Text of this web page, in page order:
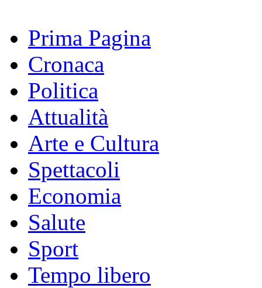
Prima Pagina
Cronaca
Politica
Attualità
Arte e Cultura
Spettacoli
Economia
Salute
Sport
Tempo libero